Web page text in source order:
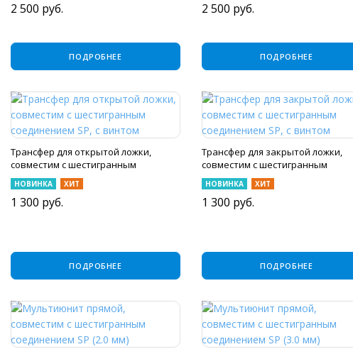
2 500 руб.
ПОДРОБНЕЕ
2 500 руб.
ПОДРОБНЕЕ
Трансфер для открытой ложки,
совместим с шестигранным
соединением SP, с винтом
НОВИНКА ХИТ
1 300 руб.
ПОДРОБНЕЕ
Трансфер для закрытой ложки,
совместим с шестигранным
соединением SP, с винтом
НОВИНКА ХИТ
1 300 руб.
ПОДРОБНЕЕ